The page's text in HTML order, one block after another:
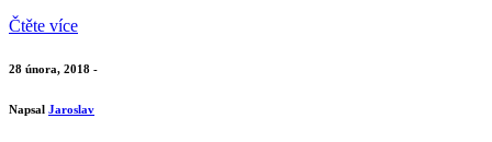
Čtěte více
28 února, 2018 -
Napsal Jaroslav